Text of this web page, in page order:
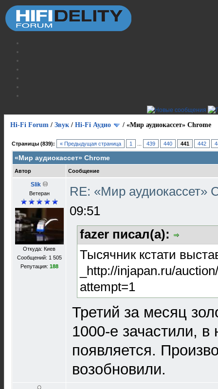
Hi-Fi Forum / Звук / Hi-Fi Аудио / «Мир аудиокассет» Chrome
Страницы (839): « Предыдущая страница 1 439 440 441 442
«Мир аудиокассет» Chrome
Автор Сообщение
Slik
Ветеран
Откуда: Киев
Сообщений: 1 505
Репутация: 188
RE: «Мир аудиокассет»
09:51
fazer писал(а):
Тысячник кстати
_http://injapan.ru/
attempt=1
Третий за месяц
1000-е зачастили,
появляется.
возобновили.